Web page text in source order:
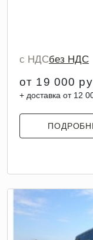
с НДСбез НДС
от 19 000
+ доставка от 12